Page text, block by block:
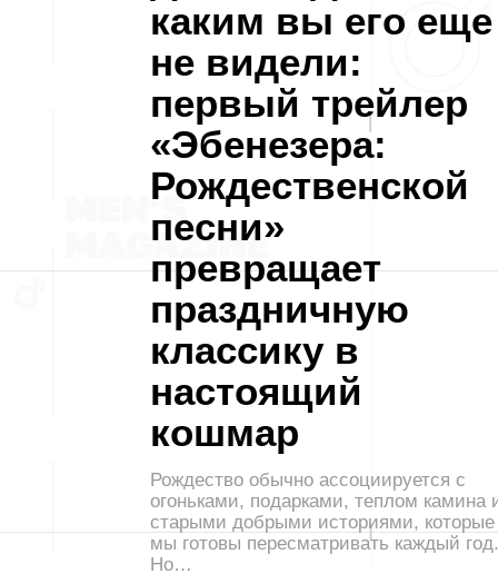
каким вы его еще
не видели:
первый трейлер
«Эбенезера:
Рождественской
песни»
превращает
праздничную
классику в
настоящий
кошмар
Рождество обычно ассоциируется с
огоньками, подарками, теплом камина
старыми добрыми историями, которые
мы готовы пересматривать каждый год.
Но…